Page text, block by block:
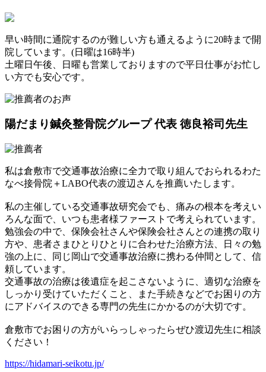
早い時間に通院するのが難しい方も通えるように20時まで開
院しています。(日曜は16時半)
土曜日午後、日曜も営業しておりますので平日仕事がお忙し
い方でも安心です。
陽だまり鍼灸整骨院グループ 代表 徳良裕司先生
私は倉敷市で交通事故治療に全力で取り組んでおられるわた
なべ接骨院＋LABO代表の渡辺さんを推薦いたします。
私の主催している交通事故研究会でも、痛みの根本を考えい
ろんな面で、いつも患者様ファーストで考えられています。
勉強会の中で、保険会社さんや保険会社さんとの連携の取り
方や、患者さまひとりひとりに合わせた治療方法、日々の勉
強の上に、同じ岡山で交通事故治療に携わる仲間として、信
頼しています。
交通事故の治療は後遺症を起こさないように、適切な治療を
しっかり受けていただくこと、また手続きなどでお困りの方
にアドバイスのできる専門の先生にかかるのが大切です。
倉敷市でお困りの方がいらっしゃったらぜひ渡辺先生に相談
ください！
https://hidamari-seikotu.jp/